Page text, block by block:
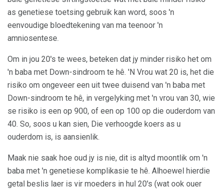
as genetiese toetsing gebruik kan word, soos 'n
eenvoudige bloedtekening van ma teenoor 'n
amniosentese.
Om in jou 20's te wees, beteken dat jy minder risiko het om
'n baba met Down-sindroom te hê. 'N Vrou wat 20 is, het die
risiko om ongeveer een uit twee duisend van 'n baba met
Down-sindroom te hê, in vergelyking met 'n vrou van 30, wie
se risiko is een op 900, of een op 100 op die ouderdom van
40. So, soos u kan sien, Die verhoogde koers as u
ouderdom is, is aansienlik.
Maak nie saak hoe oud jy is nie, dit is altyd moontlik om 'n
baba met 'n genetiese komplikasie te hê. Alhoewel hierdie
getal beslis laer is vir moeders in hul 20's (wat ook ouer